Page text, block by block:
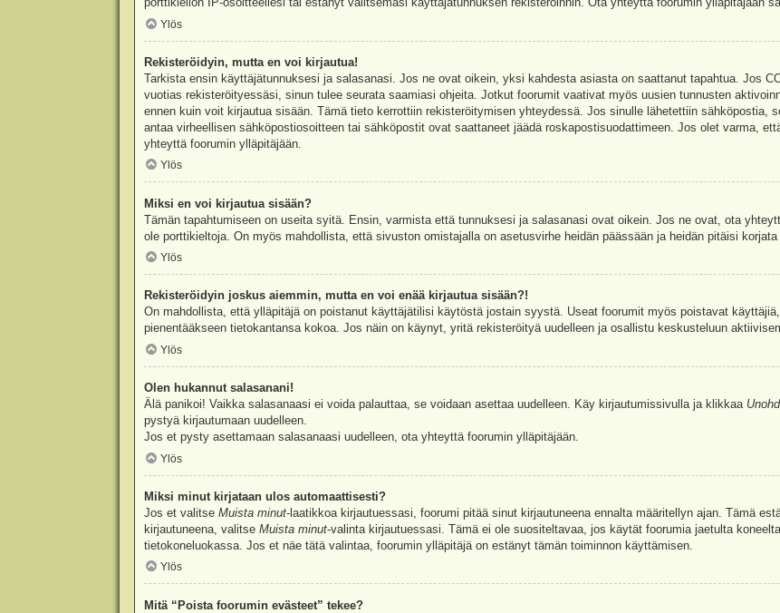
Ylös
Rekisteröidyin, mutta en voi kirjautua!
Tarkista ensin käyttäjätunnuksesi ja salasanasi. Jos ne ovat oikein, yksi kahdesta asiasta on saattanut tapahtua. Jos
vuotias rekisteröityessäsi, sinun tulee seurata saamiasi ohjeita. Jotkut foorumit vaativat myös uusien tunnusten
ennen kuin voit kirjautua sisään. Tämä tieto kerrottiin rekisteröitymisen yhteydessä. Jos sinulle lähetettiin sähköpostia,
antaa virheellisen sähköpostiosoitteen tai sähköpostit ovat saattaneet jäädä roskapostisuodattimeen. Jos olet varma,
yhteyttä foorumin ylläpitäjään.
Ylös
Miksi en voi kirjautua sisään?
Tämän tapahtumiseen on useita syitä. Ensin, varmista että tunnuksesi ja salasanasi ovat oikein. Jos ne ovat, ota
ole porttikieltoja. On myös mahdollista, että sivuston omistajalla on asetusvirhe heidän päässään ja heidän pitäisi korjata
Ylös
Rekisteröidyin joskus aiemmin, mutta en voi enää kirjautua sisään?!
On mahdollista, että ylläpitäjä on poistanut käyttäjätilisi käytöstä jostain syystä. Useat foorumit myös poistavat
pienentääkseen tietokantansa kokoa. Jos näin on käynyt, yritä rekisteröityä uudelleen ja osallistu keskusteluun
Ylös
Olen hukannut salasanani!
Älä panikoi! Vaikka salasanaasi ei voida palauttaa, se voidaan asettaa uudelleen. Käy kirjautumissivulla ja klikkaa
pystyä kirjautumaan uudelleen.
Jos et pysty asettamaan salasanaasi uudelleen, ota yhteyttä foorumin ylläpitäjään.
Ylös
Miksi minut kirjataan ulos automaattisesti?
Jos et valitse Muista minut-laatikkoa kirjautuessasi, foorumi pitää sinut kirjautuneena ennalta määritellyn ajan. Tämä
kirjautuneena, valitse Muista minut-valinta kirjautuessasi. Tämä ei ole suositeltavaa, jos käytät foorumia jaetulta
tietokoneluokassa. Jos et näe tätä valintaa, foorumin ylläpitäjä on estänyt tämän toiminnon käyttämisen.
Ylös
Mitä “Poista foorumin evästeet” tekee?